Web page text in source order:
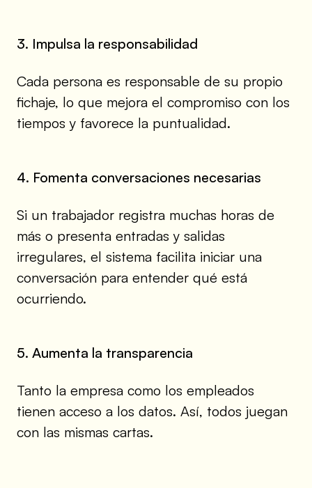
3. Impulsa la responsabilidad
Cada persona es responsable de su propio
fichaje, lo que mejora el compromiso con los
tiempos y favorece la puntualidad.
4. Fomenta conversaciones necesarias
Si un trabajador registra muchas horas de
más o presenta entradas y salidas
irregulares, el sistema facilita iniciar una
conversación para entender qué está
ocurriendo.
5. Aumenta la transparencia
Tanto la empresa como los empleados
tienen acceso a los datos. Así, todos juegan
con las mismas cartas.